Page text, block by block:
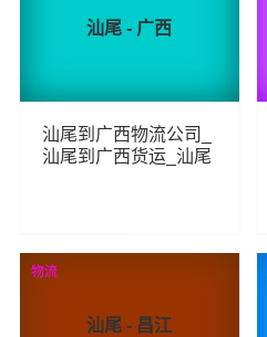
汕尾 - 广西
汕尾到广西物流公司_
汕尾到广西货运_汕尾
320 查看详细
汕尾 - 昌江
物流